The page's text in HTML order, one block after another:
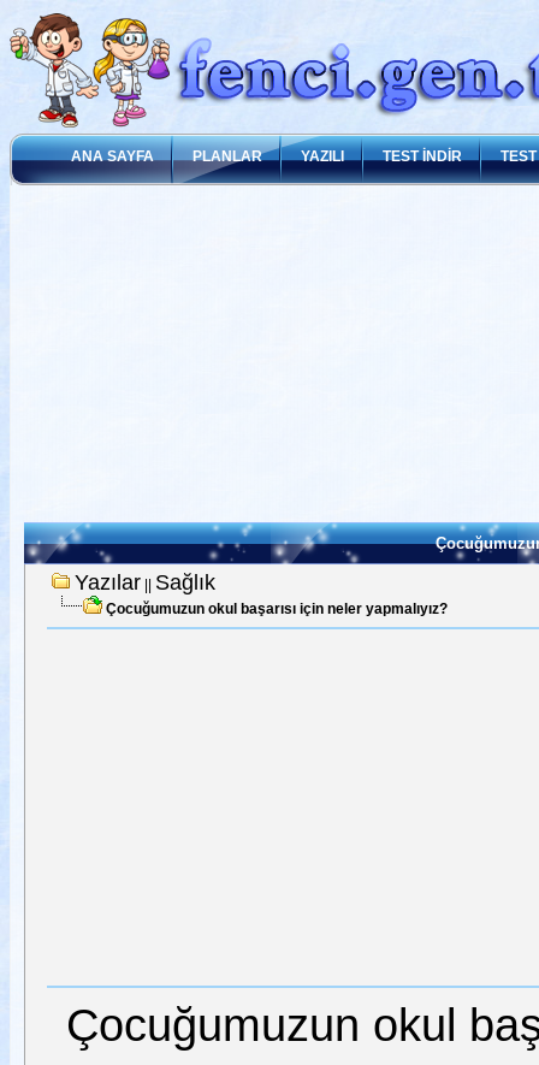
ANA SAYFA PLANLAR YAZILI TEST İNDİR
Yazılar|| Sağlık
Çocuğumuzun okul başarısı için neler yapmalıyız?
Çocuğumuzun okul